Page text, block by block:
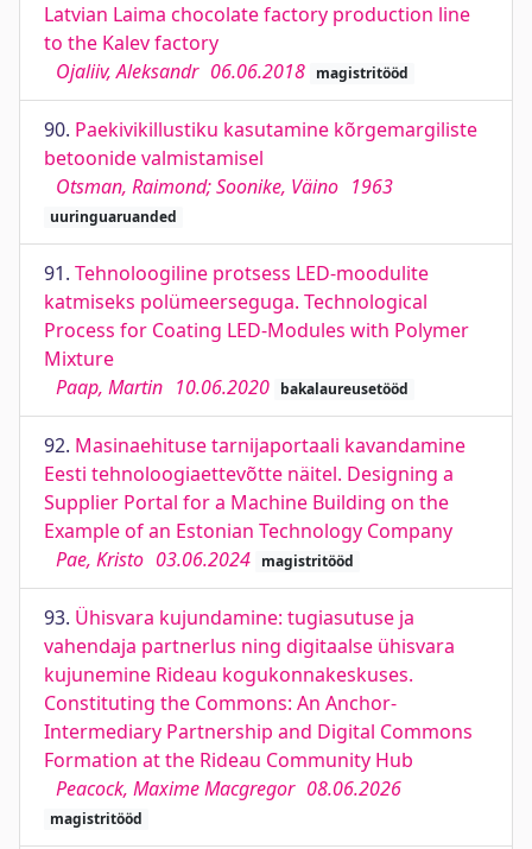
Latvian Laima chocolate factory production line
to the Kalev factory
Ojaliiv, Aleksandr 06.06.2018 magistritööd
90. Paekivikillustiku kasutamine kõrgemargiliste
betoonide valmistamisel
Otsman, Raimond; Soonike, Väino 1963
uuringuaruanded
91. Tehnoloogiline protsess LED-moodulite
katmiseks polümeerseguga. Technological
Process for Coating LED-Modules with Polymer
Mixture
Paap, Martin 10.06.2020 bakalaureusetööd
92. Masinaehituse tarnijaportaali kavandamine
Eesti tehnoloogiaettevõtte näitel. Designing a
Supplier Portal for a Machine Building on the
Example of an Estonian Technology Company
Pae, Kristo 03.06.2024 magistritööd
93. Ühisvara kujundamine: tugiasutuse ja
vahendaja partnerlus ning digitaalse ühisvara
kujunemine Rideau kogukonnakeskuses.
Constituting the Commons: An Anchor-
Intermediary Partnership and Digital Commons
Formation at the Rideau Community Hub
Peacock, Maxime Macgregor 08.06.2026
magistritööd